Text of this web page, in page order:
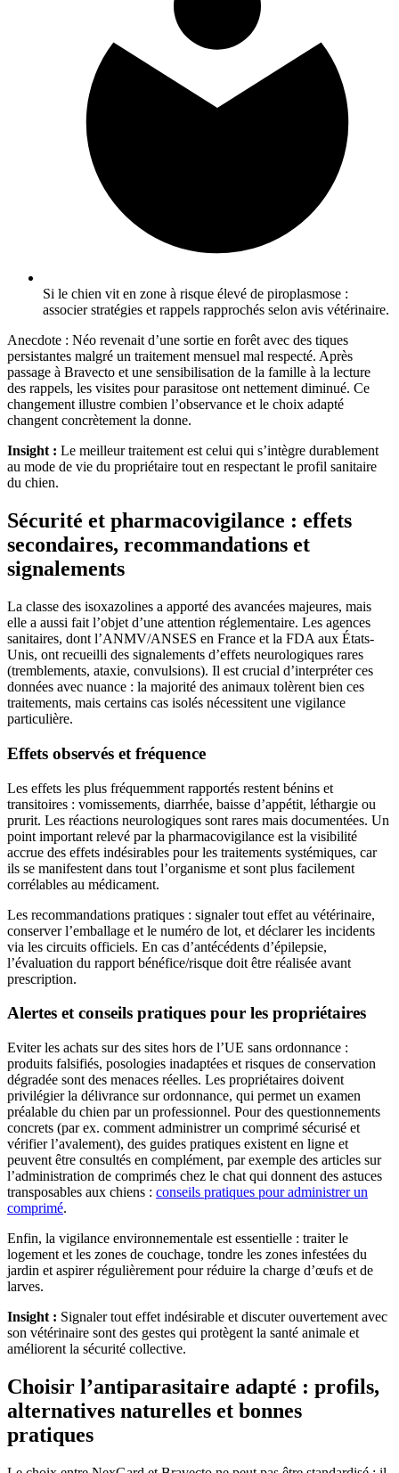
Si le chien vit en zone à risque élevé de piroplasmose :
associer stratégies et rappels rapprochés selon avis vétérinaire.
Anecdote : Néo revenait d’une sortie en forêt avec des tiques
persistantes malgré un traitement mensuel mal respecté. Après
passage à Bravecto et une sensibilisation de la famille à la lecture
des rappels, les visites pour parasitose ont nettement diminué. Ce
changement illustre combien l’observance et le choix adapté
changent concrètement la donne.
Insight : Le meilleur traitement est celui qui s’intègre durablement
au mode de vie du propriétaire tout en respectant le profil sanitaire
du chien.
Sécurité et pharmacovigilance : effets
secondaires, recommandations et
signalements
La classe des isoxazolines a apporté des avancées majeures, mais
elle a aussi fait l’objet d’une attention réglementaire. Les agences
sanitaires, dont l’ANMV/ANSES en France et la FDA aux États-
Unis, ont recueilli des signalements d’effets neurologiques rares
(tremblements, ataxie, convulsions). Il est crucial d’interpréter ces
données avec nuance : la majorité des animaux tolèrent bien ces
traitements, mais certains cas isolés nécessitent une vigilance
particulière.
Effets observés et fréquence
Les effets les plus fréquemment rapportés restent bénins et
transitoires : vomissements, diarrhée, baisse d’appétit, léthargie ou
prurit. Les réactions neurologiques sont rares mais documentées. Un
point important relevé par la pharmacovigilance est la visibilité
accrue des effets indésirables pour les traitements systémiques, car
ils se manifestent dans tout l’organisme et sont plus facilement
corrélables au médicament.
Les recommandations pratiques : signaler tout effet au vétérinaire,
conserver l’emballage et le numéro de lot, et déclarer les incidents
via les circuits officiels. En cas d’antécédents d’épilepsie,
l’évaluation du rapport bénéfice/risque doit être réalisée avant
prescription.
Alertes et conseils pratiques pour les propriétaires
Eviter les achats sur des sites hors de l’UE sans ordonnance :
produits falsifiés, posologies inadaptées et risques de conservation
dégradée sont des menaces réelles. Les propriétaires doivent
privilégier la délivrance sur ordonnance, qui permet un examen
préalable du chien par un professionnel. Pour des questionnements
concrets (par ex. comment administrer un comprimé sécurisé et
vérifier l’avalement), des guides pratiques existent en ligne et
peuvent être consultés en complément, par exemple des articles sur
l’administration de comprimés chez le chat qui donnent des astuces
transposables aux chiens : conseils pratiques pour administrer un
comprimé.
Enfin, la vigilance environnementale est essentielle : traiter le
logement et les zones de couchage, tondre les zones infestées du
jardin et aspirer régulièrement pour réduire la charge d’œufs et de
larves.
Insight : Signaler tout effet indésirable et discuter ouvertement avec
son vétérinaire sont des gestes qui protègent la santé animale et
améliorent la sécurité collective.
Choisir l’antiparasitaire adapté : profils,
alternatives naturelles et bonnes
pratiques